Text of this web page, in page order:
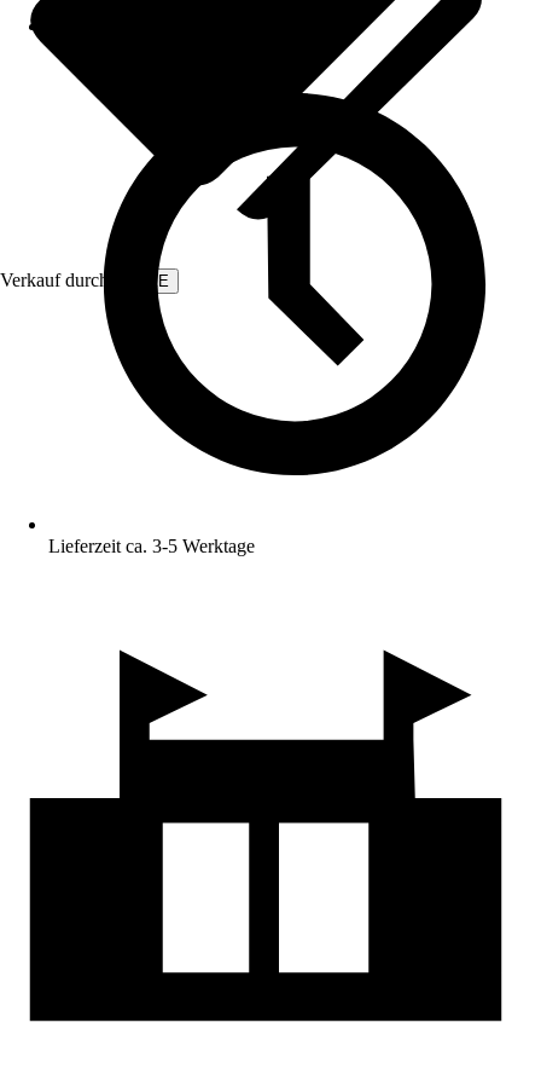
Verkauf durch: EMKE
Lieferzeit ca. 3-5 Werktage